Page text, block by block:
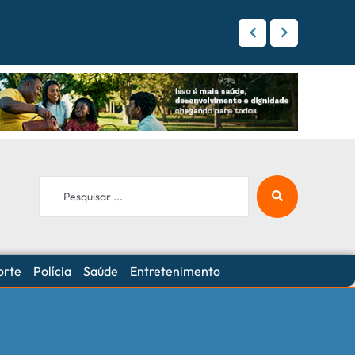
Grande
Polícia Saúde Entretenimento